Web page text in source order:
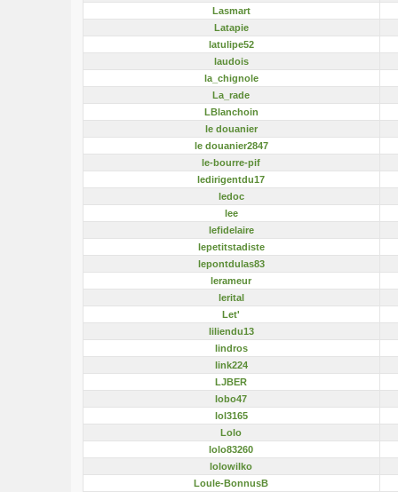
Lasmart
Latapie
latulipe52
laudois
la_chignole
La_rade
LBlanchoin
le douanier
le douanier2847
le-bourre-pif
ledirigentdu17
ledoc
lee
lefidelaire
lepetitstadiste
lepontdulas83
lerameur
lerital
Let'
liliendu13
lindros
link224
LJBER
lobo47
lol3165
Lolo
lolo83260
lolowilko
Loule-BonnusB